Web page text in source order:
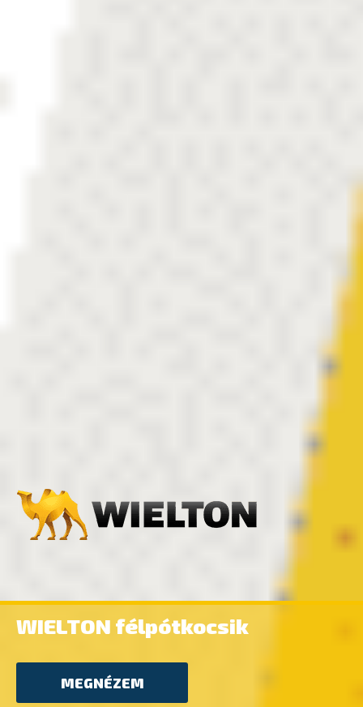
WIELTON félpótkocsik
MEGNÉZEM